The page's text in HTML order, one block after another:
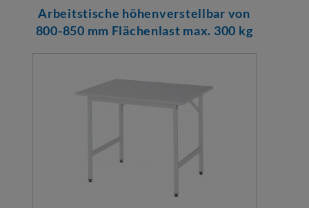
Arbeitstische höhenverstellbar von
800-850 mm Flächenlast max. 300 kg